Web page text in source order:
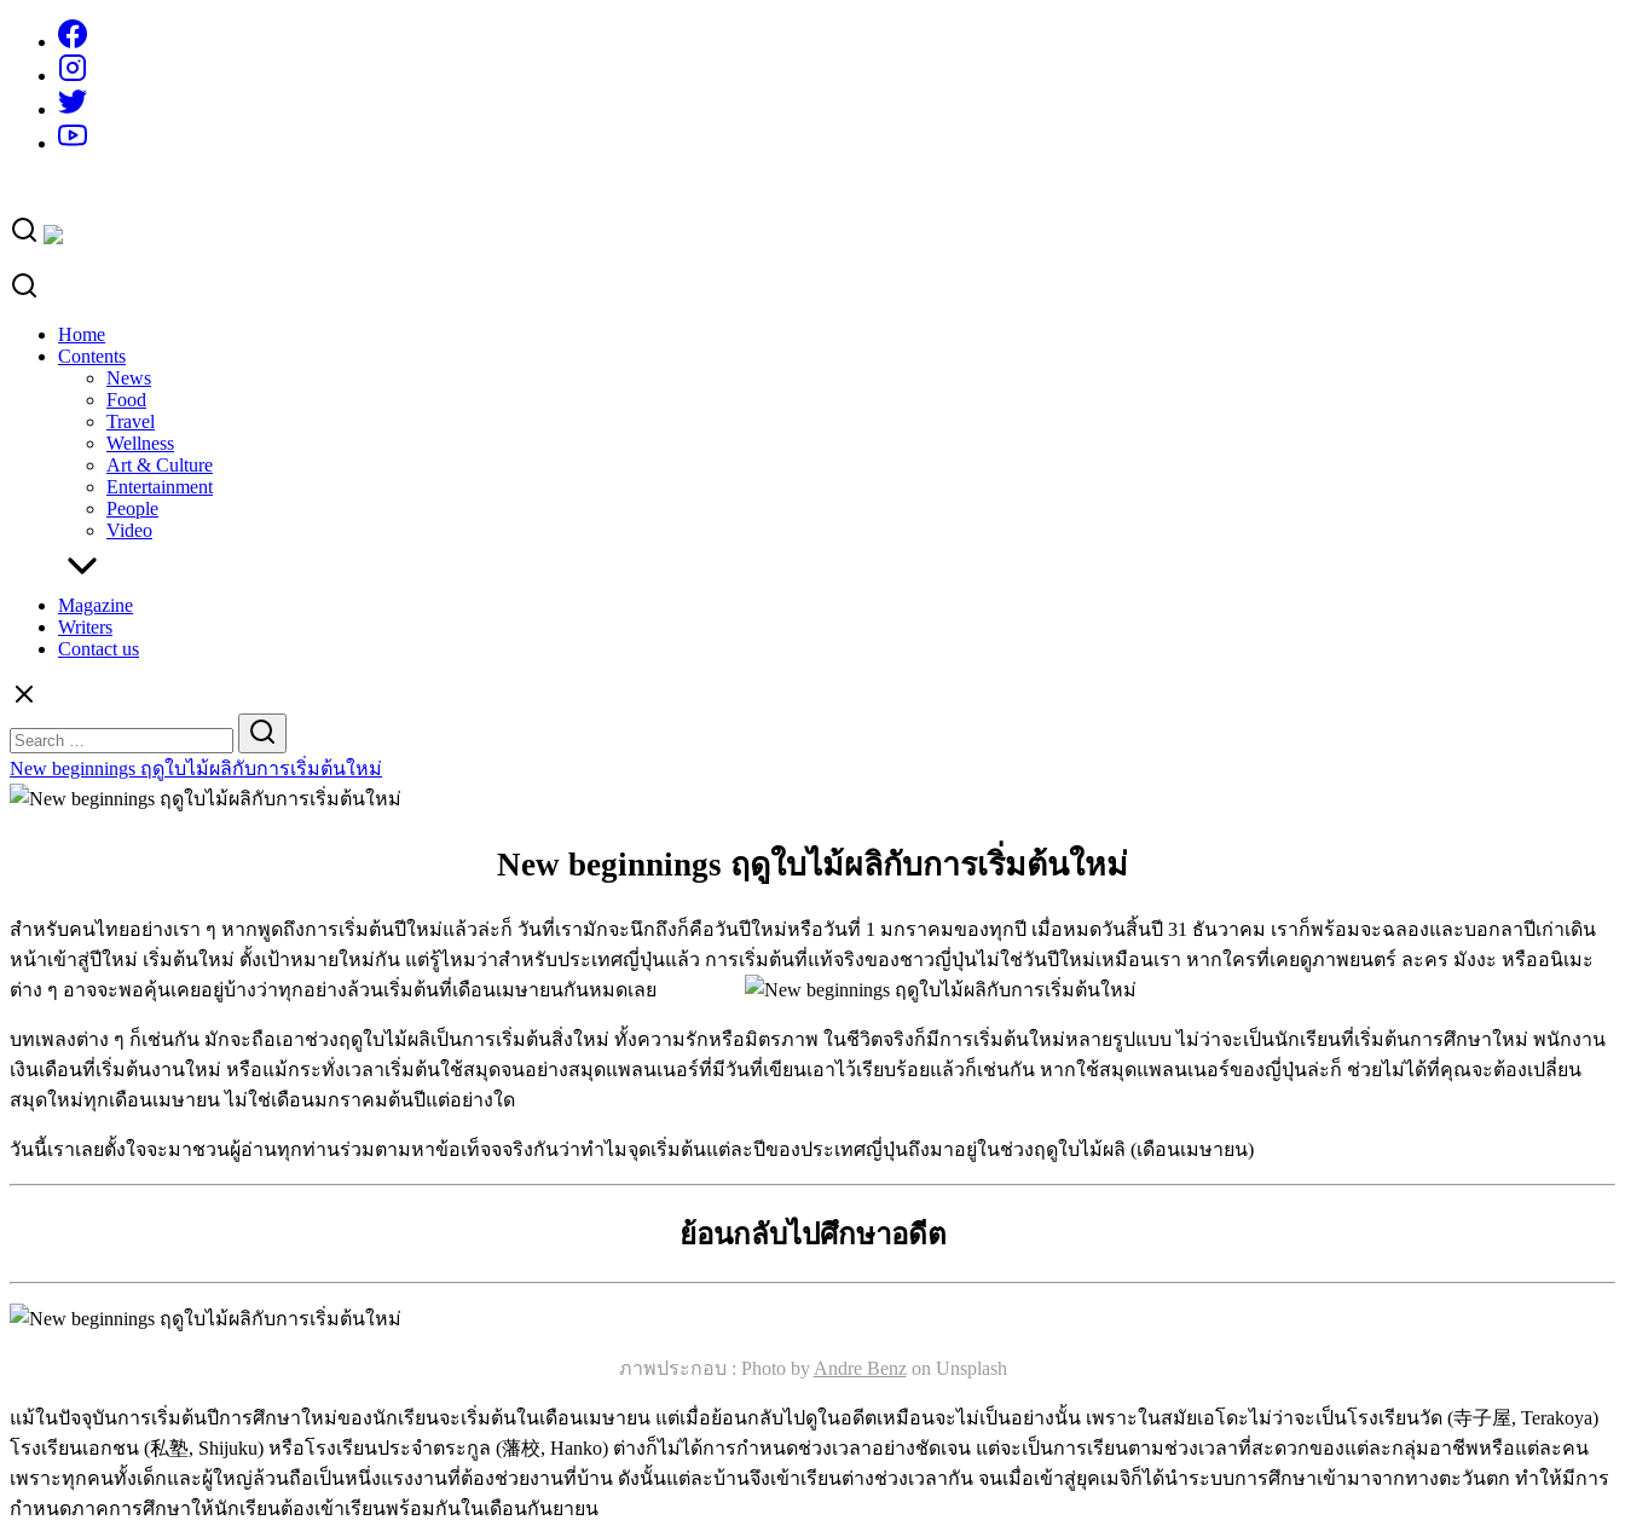
content
Home
Contents
News
Food
Travel
Wellness
Art & Culture
Entertainment
People
Video
Magazine
Writers
Contact us
for:
New beginnings ฤดูใบไม้ผลิกับการเริ่มต้นใหม่
New beginnings ฤดูใบไม้ผลิกับการเริ่มต้นใหม่
สำหรับคนไทยอย่างเรา ๆ หากพูดถึงการเริ่มต้นปีใหม่แล้วล่ะก็ วันที่เรามักจะนึกถึงก็คือวันปีใหม่หรือวันที่ 1 มกราคมของทุกปี เมื่อหมดวันสิ้นปี 31 ธันวาคม เราก็พร้อมจะฉลองและบอกลาปีเก่าเดิน
หน้าเข้าสู่ปีใหม่ เริ่มต้นใหม่ ตั้งเป้าหมายใหม่กัน แต่รู้ไหมว่าสำหรับประเทศญี่ปุ่นแล้ว การเริ่มต้นที่แท้จริงของชาวญี่ปุ่นไม่ใช่วันปีใหม่เหมือนเรา หากใครที่เคยดูภาพยนตร์ ละคร มังงะ หรืออนิเมะ
ต่าง ๆ อาจจะพอคุ้นเคยอยู่บ้างว่าทุกอย่างล้วนเริ่มต้นที่เดือนเมษายนกันหมดเลย
บทเพลงต่าง ๆ ก็เช่นกัน มักจะถือเอาช่วงฤดูใบไม้ผลิเป็นการเริ่มต้นสิ่งใหม่ ทั้งความรักหรือมิตรภาพ ในชีวิตจริงก็มีการเริ่มต้นใหม่หลายรูปแบบ ไม่ว่าจะเป็นนักเรียนที่เริ่มต้นการศึกษาใหม่ พนักงาน
เงินเดือนที่เริ่มต้นงานใหม่ หรือแม้กระทั่งเวลาเริ่มต้นใช้สมุดจนอย่างสมุดแพลนเนอร์ที่มีวันที่เขียนเอาไว้เรียบร้อยแล้วก็เช่นกัน หากใช้สมุดแพลนเนอร์ของญี่ปุ่นล่ะก็ ช่วยไม่ได้ที่คุณจะต้องเปลี่ยน
สมุดใหม่ทุกเดือนเมษายน ไม่ใช่เดือนมกราคมต้นปีแต่อย่างใด
วันนี้เราเลยตั้งใจจะมาชวนผู้อ่านทุกท่านร่วมตามหาข้อเท็จจจริงกันว่าทำไมจุดเริ่มต้นแต่ละปีของประเทศญี่ปุ่นถึงมาอยู่ในช่วงฤดูใบไม้ผลิ (เดือนเมษายน)
ย้อนกลับไปศึกษาอดีต
ภาพประกอบ : Photo by Andre Benzon Unsplash
แม้ในปัจจุบันการเริ่มต้นปีการศึกษาใหม่ของนักเรียนจะเริ่มต้นในเดือนเมษายน แต่เมื่อย้อนกลับไปดูในอดีตเหมือนจะไม่เป็นอย่างนั้น เพราะในสมัยเอโดะไม่ว่าจะเป็นโรงเรียนวัด (寺子屋, Terakoya)
โรงเรียนเอกชน (私塾, Shijuku) หรือโรงเรียนประจำตระกูล (藩校, Hanko) ต่างก็ไม่ได้การกำหนดช่วงเวลาอย่างชัดเจน แต่จะเป็นการเรียนตามช่วงเวลาที่สะดวกของแต่ละกลุ่มอาชีพหรือแต่ละคน
เพราะทุกคนทั้งเด็กและผู้ใหญ่ล้วนถือเป็นหนึ่งแรงงานที่ต้องช่วยงานที่บ้าน ดังนั้นแต่ละบ้านจึงเข้าเรียนต่างช่วงเวลากัน จนเมื่อเข้าสู่ยุคเมจิก็ได้นำระบบการศึกษาเข้ามาจากทางตะวันตก ทำให้มีการ
กำหนดภาคการศึกษาให้นักเรียนต้องเข้าเรียนพร้อมกันในเดือนกันยายน